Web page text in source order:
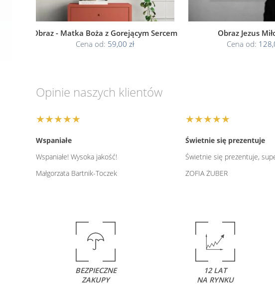
Obraz - Matka Boża z Gorejącym Sercem
Cena od: 59,00 zł
Obraz Jezus
Cena od:
Opinie naszych klientów
★★★★★
Wspaniałe
Wspaniałe! Wysoka jakość!
Małgorzata Bartnik-Toczek
★★★★★
Świetnie się prezentuje
Świetnie się prezentuje,
ZOFIA ŻUBER
BEZPIECZNE
ZAKUPY
12 LAT
NA RYNKU